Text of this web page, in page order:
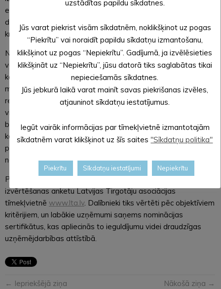
energoefektivitātes, atkritumu apsaimniekošanas, videi
draudzīgu materiālu izmantošanas un citos ilgtspējas
kritērijos.
Nominācijas partneri uzsver, ka ilgtspējīga uzņēmējdarbība
vairs nav tikai papildu priekšrocība, bet gan būtiska
konkurētspējas un reputācijas sastāvdaļa. Uzņēmumi, kas
mērķtiecīgi ievieš energoefektīvus risinājumus, samazina
resursu patēriņu, atbildīgi apsaimnieko atkritumus un izvēlas
videi draudzīgākus materiālus, ne tikai mazina ietekmi uz vidi,
bet arī stiprina klientu un partneru uzticību. Nominācija kalpo
kā iespēja novērtēt šos sasniegumus, izcelt labās prakses
piemērus un veicināt ilgtspējīgu risinājumu ieviešanu visā
nozarē.
Pieteikšanās nominācijai notiek, aizpildot elektronisko
izvērtēšanas anketu Latvijas Tirgotāju asociācijas
tīmekļvietnē www.lta.lv. Dalībnieki tiks vērtēti pēc objektīviem
kritērijiem, un labākie uzņēmumi saņems nominācijas
sertifikātus, kas apliecinās to ieguldījumu videi draudzīgas
uzņēmējdarbības attīstībā.
← Iepriekšējā ziņa Nākošā ziņa →
uzstādītas papildu sīkdatnes.
Jūs varat piekrist visām sīkdatnēm, noklikšķinot uz pogas
“Piekrītu” vai noraidīt papildu sīkdatņu izmantošanu,
klikšķinot uz pogas “Nepiekrītu”. Gadījumā, ja izvēlēsieties
klikšķināt uz “Nepiekrītu”, jūsu datorā tiks saglabātas tikai
nepieciešamās sīkdatnes.
Jūs jebkurā laikā varat mainīt savas piekrišanas izvēles,
atjauninot sīkdatņu iestatījumus.
Iegūt vairāk informācijas par tīmekļvietnē izmantotajām
sīkdatnēm varat klikšķinot uz šīs saites "Sīkdatņu politika"
Piekrītu Sīkdatņu iestatījumi Nepiekrītu